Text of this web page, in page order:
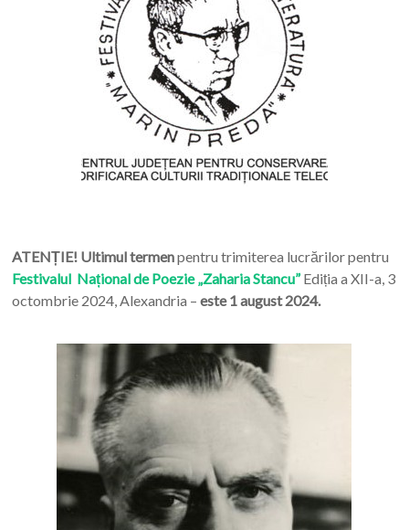
ATENȚIE! Ultimul termenpentru trimiterea lucrărilor pentru
Festivalul Național de Poezie „Zaharia Stancu”Ediția a XII-a, 3
octombrie 2024, Alexandria – este 1 august 2024.